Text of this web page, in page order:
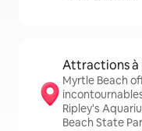
Attractions
Myrtle Beach
Ripley's
Beach State